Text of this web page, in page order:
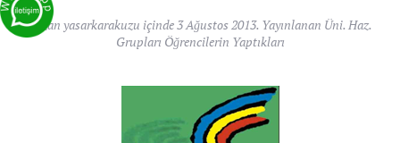
Yazan yasarkarakuzu içinde3 Ağustos 2013. Yayınlanan Üni. Haz.
Grupları Öğrencilerin Yaptıkları